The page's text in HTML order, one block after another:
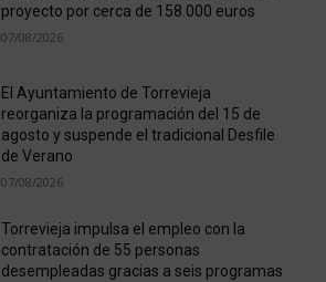
proyecto por cerca de 158.000 euros
07/08/2026
El Ayuntamiento de Torrevieja
reorganiza la programación del 15 de
agosto y suspende el tradicional Desfile
de Verano
07/08/2026
Torrevieja impulsa el empleo con la
contratación de 55 personas
desempleadas gracias a seis programas